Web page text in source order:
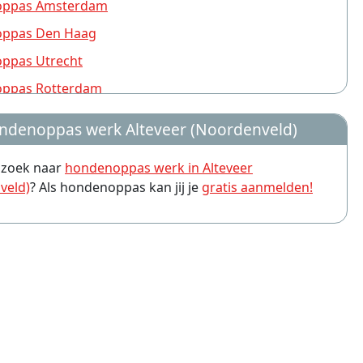
Amsterdam
Den Haag
Utrecht
Rotterdam
Nijmegen
Groningen
Almere
Amersfoort
Arnhem
werk Alteveer (Noordenveld)
naar hondenoppas werk in Alteveer
? Als hondenoppas kan jij je gratis aanmelden!